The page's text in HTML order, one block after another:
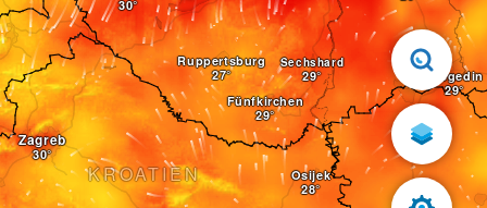
Zagreb
KROATIEN
Fünfkirchen
Osijek
Ruppertsburg Sechshard
Szegedin